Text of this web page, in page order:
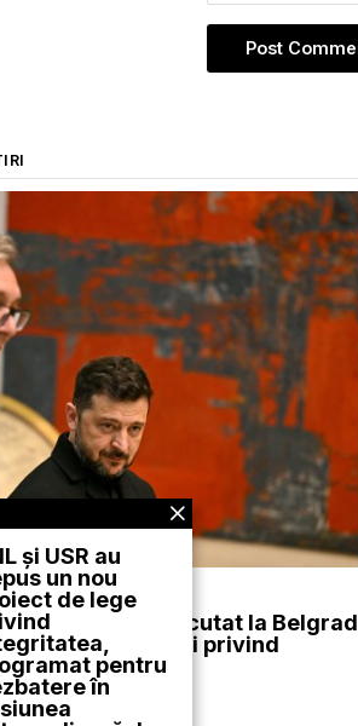
Ucrainei a discutat la Belgrad
Serbiei privind
UE
și USR au
un nou
de lege
pentru
în